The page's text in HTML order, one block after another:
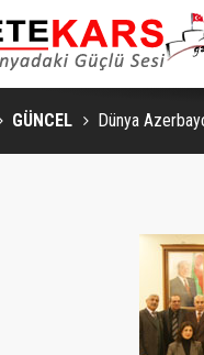
MHP SARIKAMIŞ İLÇE KONGRESI
GÜNCEL Dünya